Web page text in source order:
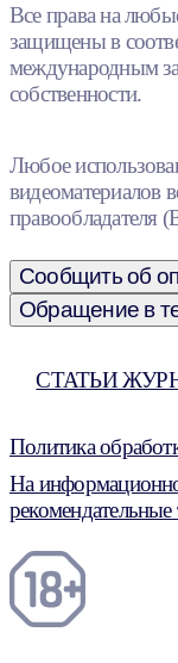
Все права на
защищены в
международным
собственности.
Любое
видеоматериалов
правообладателя
Сообщить об
Обращение в
СТАТЬИ
Политика
На